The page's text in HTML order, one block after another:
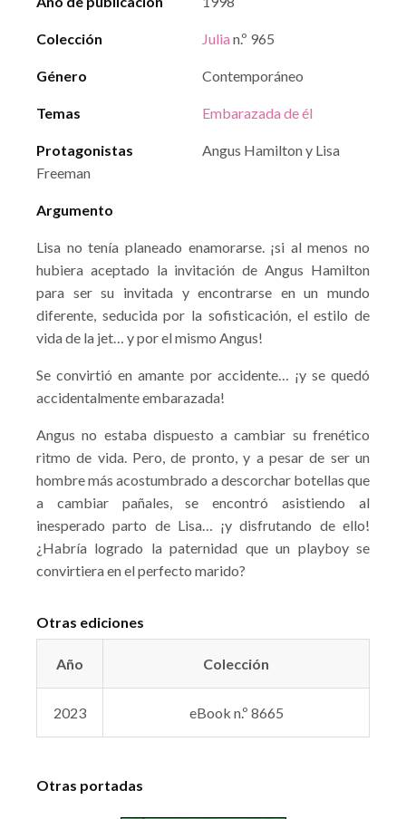
Colección Julia n.º 965
Género Contemporáneo
Temas Embarazada de él
Protagonistas
Angus Hamilton y Lisa
Freeman
Argumento
Lisa no tenía planeado enamorarse. ¡si al menos no
hubiera aceptado la invitación de Angus Hamilton
para ser su invitada y encontrarse en un mundo
diferente, seducida por la sofisticación, el estilo de
vida de la jet… y por el mismo Angus!
Se convirtió en amante por accidente… ¡y se quedó
accidentalmente embarazada!
Angus no estaba dispuesto a cambiar su frenético
ritmo de vida. Pero, de pronto, y a pesar de ser un
hombre más acostumbrado a descorchar botellas que
a cambiar pañales, se encontró asistiendo al
inesperado parto de Lisa… ¡y disfrutando de ello!
¿Habría logrado la paternidad que un playboy se
convirtiera en el perfecto marido?
Otras ediciones
Año Colección
2023 eBook n.º 8665
Otras portadas